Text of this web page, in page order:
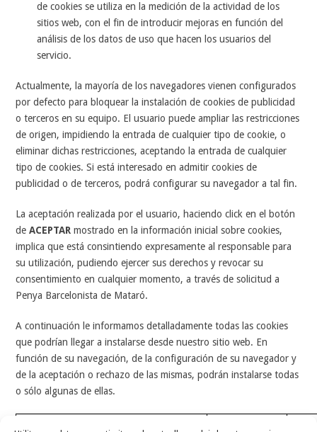
de cookies se utiliza en la medición de la actividad de los
sitios web, con el fin de introducir mejoras en función del
análisis de los datos de uso que hacen los usuarios del
servicio.
Actualmente, la mayoría de los navegadores vienen configurados
por defecto para bloquear la instalación de cookies de publicidad
o terceros en su equipo. El usuario puede ampliar las restricciones
de origen, impidiendo la entrada de cualquier tipo de cookie, o
eliminar dichas restricciones, aceptando la entrada de cualquier
tipo de cookies. Si está interesado en admitir cookies de
publicidad o de terceros, podrá configurar su navegador a tal fin.
La aceptación realizada por el usuario, haciendo click en el botón
deACEPTAR mostrado en la información inicial sobre cookies,
implica que está consintiendo expresamente al responsable para
su utilización, pudiendo ejercer sus derechos y revocar su
consentimiento en cualquier momento, a través de solicitud a
Penya Barcelonista de Mataró.
A continuación le informamos detalladamente todas las cookies
que podrían llegar a instalarse desde nuestro sitio web. En
función de su navegación, de la configuración de su navegador y
de la aceptación o rechazo de las mismas, podrán instalarse todas
o sólo algunas de ellas.
Nombre Categoria